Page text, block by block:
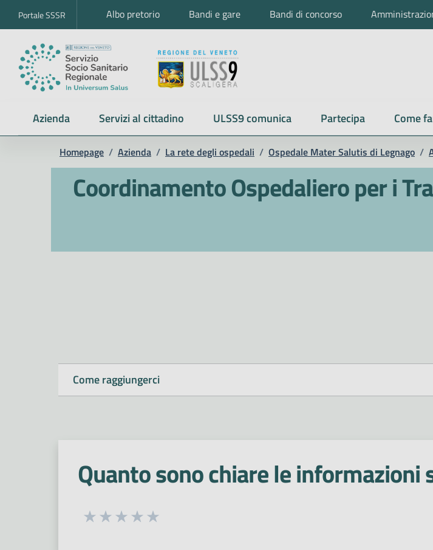
Portale SSSR Albo pretorio Bandi e gare Bandi di concorso
Azienda Servizi al cittadino ULSS9 comunica Partecipa Come
Homepage / Azienda / La rete degli ospedali / Ospedale Mater Salutis di Legnago /
Coordinamento Ospedaliero per i
Come raggiungerci
Quanto sono chiare le informazioni
Seleziona una valutazione da 1 a 5 stelle